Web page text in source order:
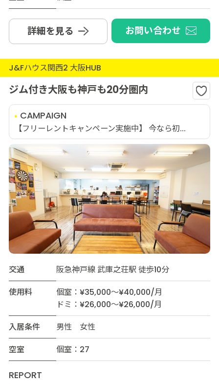
詳細を見る お問い合わせ
J&Fハウス関西2 大阪HUB
ジム付き大阪も神戸も20分圏内
CAMPAIGN
【フリーレントキャンペーン実施中】 今なら初...
交通
阪急神戸線 武庫之荘駅 徒歩10分
使用料
個室：¥35,000～¥40,000/月
ドミ：¥26,000～¥26,000/月
入居条件
男性 女性
空室
個室：27
REPORT